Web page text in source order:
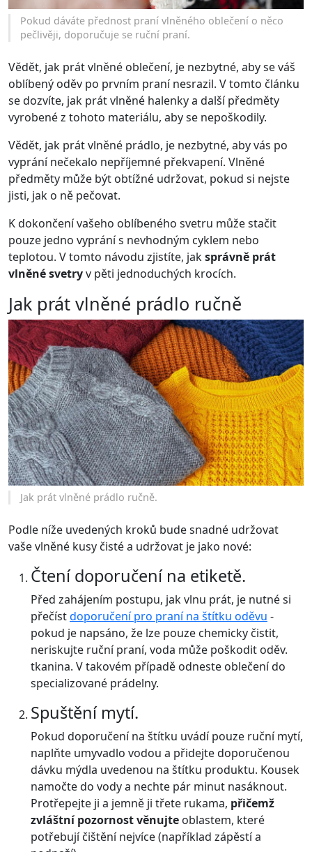
Pokud dáváte přednost praní vlněného oblečení o něco
pečlivěji, doporučuje se ruční praní.
Vědět, jak prát vlněné oblečení, je nezbytné, aby se váš
oblíbený oděv po prvním praní nesrazil. V tomto článku
se dozvíte, jak prát vlněné halenky a další předměty
vyrobené z tohoto materiálu, aby se nepoškodily.
Vědět, jak prát vlněné prádlo, je nezbytné, aby vás po
vyprání nečekalo nepříjemné překvapení. Vlněné
předměty může být obtížné udržovat, pokud si nejste
jisti, jak o ně pečovat.
K dokončení vašeho oblíbeného svetru může stačit
pouze jedno vyprání s nevhodným cyklem nebo
teplotou. V tomto návodu zjistíte, jaksprávně prát
vlněné svetryv pěti jednoduchých krocích.
Jak prát vlněné prádlo ručně
Jak prát vlněné prádlo ručně.
Podle níže uvedených kroků bude snadné udržovat
vaše vlněné kusy čisté a udržovat je jako nové:
Čtení doporučení na etiketě.
Před zahájením postupu, jak vlnu prát, je nutné si
přečístdoporučení pro praní na štítku oděvu -
pokud je napsáno, že lze pouze chemicky čistit,
neriskujte ruční praní, voda může poškodit oděv.
tkanina. V takovém případě odneste oblečení do
specializované prádelny.
Spuštění mytí.
Pokud doporučení na štítku uvádí pouze ruční mytí,
naplňte umyvadlo vodou a přidejte doporučenou
dávku mýdla uvedenou na štítku produktu. Kousek
namočte do vody a nechte pár minut nasáknout.
Protřepejte ji a jemně ji třete rukama, přičemž
zvláštní pozornost věnujte oblastem, které
potřebují čištění nejvíce (například zápěstí a